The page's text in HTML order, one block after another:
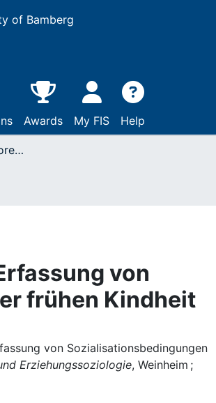
of Bamberg
Awards My FIS Help
Sozialisationsindikatoren : zur Erfassung von Sozialisationsbedingungen in der frühen Kindheit
von
frühen Kindheit
von Sozialisationsbedingungen
Erziehungssoziologie, Weinheim ;